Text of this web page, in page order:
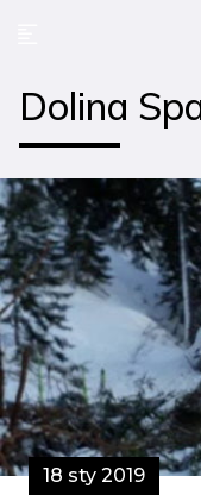
Dolina
18 sty 2019